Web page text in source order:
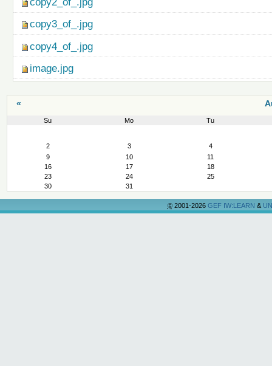
copy3_of_.jpg
copy4_of_.jpg
image.jpg
«
Su Mo Tu
2 3
4
9
10
11
16
17
18
23
24
25
30
31
©2001-2026 GEF IW:LEARN &